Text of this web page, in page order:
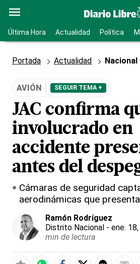
Última Hora Actualidad Política
Portada Actualidad Nacional
AVIÓN SEGUIR TEMA +
JAC confirma
involucrado en
accidente
antes del
Cámaras de seguridad
aerodinámicas que
Ramón Rodríguez
Distrito Nacional - ene.
min de lectura